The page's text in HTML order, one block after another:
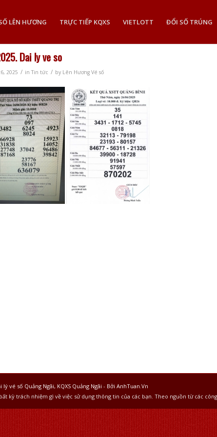
LÊN HƯƠNG TRỰC TIẾP KQXS VIETLOTT ĐỔI SỐ TRÚNG
Dai ly ve so
2025 / inTin tức / by Lên Hương Vé số
vé số Quảng Ngãi, KQXS Quảng Ngãi - Bởi AnhTuan.Vn
kỳ trách nhiệm gì về việc sử dụng thông tin của các bạn. Theo nguồn từ các